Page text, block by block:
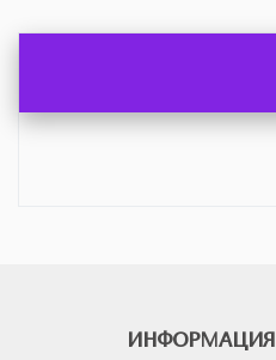
ИНФОРМАЦИЯ